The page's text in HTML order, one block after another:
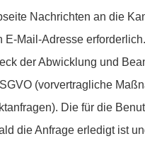
Nachrichten an die
Mail-Adresse
der Abwicklung und
(vorvertragliche
Die für die
die Anfrage erledigt ist